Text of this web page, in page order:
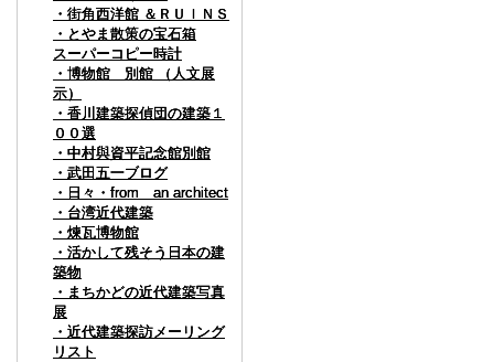
・街角西洋館 ＆ＲＵＩＮＳ
・とやま散策の宝石箱
スーパーコピー時計
・博物館 別館 （人文展
示）
・香川建築探偵団の建築１
００選
・中村與資平記念館別館
・武田五一ブログ
・日々・from an architect
・台湾近代建築
・煉瓦博物館
・活かして残そう日本の建
築物
・まちかどの近代建築写真
展
・近代建築探訪メーリング
リスト
・街角西洋館 ＆ＲＵＩＮＳ
・とやま散策の宝石箱
スーパーコピー時計
・博物館 別館 （人文展
示）
・香川建築探偵団の建築１
００選
・中村與資平記念館別館
・武田五一ブログ
・日々・from an architect
・台湾近代建築
・煉瓦博物館
・活かして残そう日本の建
築物
・まちかどの近代建築写真
展
・近代建築探訪メーリング
リスト
・街角西洋館 ＆ＲＵＩＮＳ
・とやま散策の宝石箱
スーパーコピー時計
・博物館 別館 （人文展
示）
・香川建築探偵団の建築１
００選
・中村與資平記念館別館
・武田五一ブログ
・日々・from an architect
・台湾近代建築
・煉瓦博物館
・活かして残そう日本の建
築物
・まちかどの近代建築写真
展
・近代建築探訪メーリング
リスト